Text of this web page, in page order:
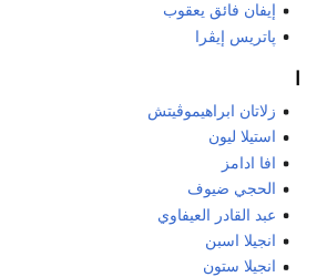
إيفان فائق يعقوب
پاتريس إيڤرا
زلاتان ابراهيموڤيتش
استيلا ليون
افا ادامز
الحجي ضيوف
عبد القادر العيفاوي
انجيلا اسبن
انجيلا ستون